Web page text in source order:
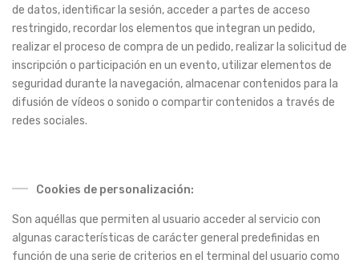
de datos, identificar la sesión, acceder a partes de acceso
restringido, recordar los elementos que integran un pedido,
realizar el proceso de compra de un pedido, realizar la solicitud de
inscripción o participación en un evento, utilizar elementos de
seguridad durante la navegación, almacenar contenidos para la
difusión de vídeos o sonido o compartir contenidos a través de
redes sociales.
Cookies de personalización:
Son aquéllas que permiten al usuario acceder al servicio con
algunas características de carácter general predefinidas en
función de una serie de criterios en el terminal del usuario como